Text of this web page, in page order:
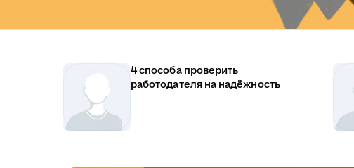
4 способа проверить
работодателя на надёжность